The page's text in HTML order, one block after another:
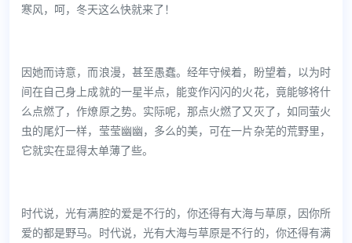
寒风，呵，冬天这么快就来了！
因她而诗意，而浪漫，甚至愚蠢。经年守候着，盼望着，以为时
间在自己身上成就的一星半点，能变作闪闪的火花，竟能够将什
么点燃了，作燎原之势。实际呢，那点火燃了又灭了，如同萤火
虫的尾灯一样，莹莹幽幽，多么的美，可在一片杂芜的荒野里，
它就实在显得太单薄了些。
时代说，光有满腔的爱是不行的，你还得有大海与草原，因你所
爱的都是野马。时代说，光有大海与草原是不行的，你还得有满